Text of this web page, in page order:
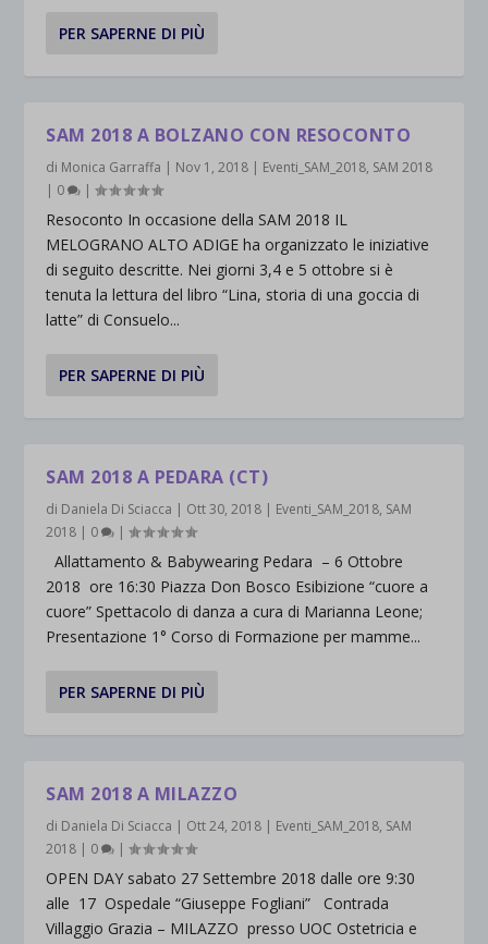
PER SAPERNE DI PIÙ
SAM 2018 A BOLZANO CON RESOCONTO
di Monica Garraffa | Nov 1, 2018 | Eventi_SAM_2018, SAM 2018
| 0 |
Resoconto In occasione della SAM 2018 IL
MELOGRANO ALTO ADIGE ha organizzato le iniziative
di seguito descritte. Nei giorni 3,4 e 5 ottobre si è
tenuta la lettura del libro “Lina, storia di una goccia di
latte” di Consuelo...
PER SAPERNE DI PIÙ
SAM 2018 A PEDARA (CT)
di Daniela Di Sciacca | Ott 30, 2018 | Eventi_SAM_2018, SAM
2018 | 0 |
Allattamento & Babywearing Pedara – 6 Ottobre
2018 ore 16:30 Piazza Don Bosco Esibizione “cuore a
cuore” Spettacolo di danza a cura di Marianna Leone;
Presentazione 1° Corso di Formazione per mamme...
PER SAPERNE DI PIÙ
SAM 2018 A MILAZZO
di Daniela Di Sciacca | Ott 24, 2018 | Eventi_SAM_2018, SAM
2018 | 0 |
OPEN DAY sabato 27 Settembre 2018 dalle ore 9:30
alle 17 Ospedale “Giuseppe Fogliani” Contrada
Villaggio Grazia – MILAZZO presso UOC Ostetricia e